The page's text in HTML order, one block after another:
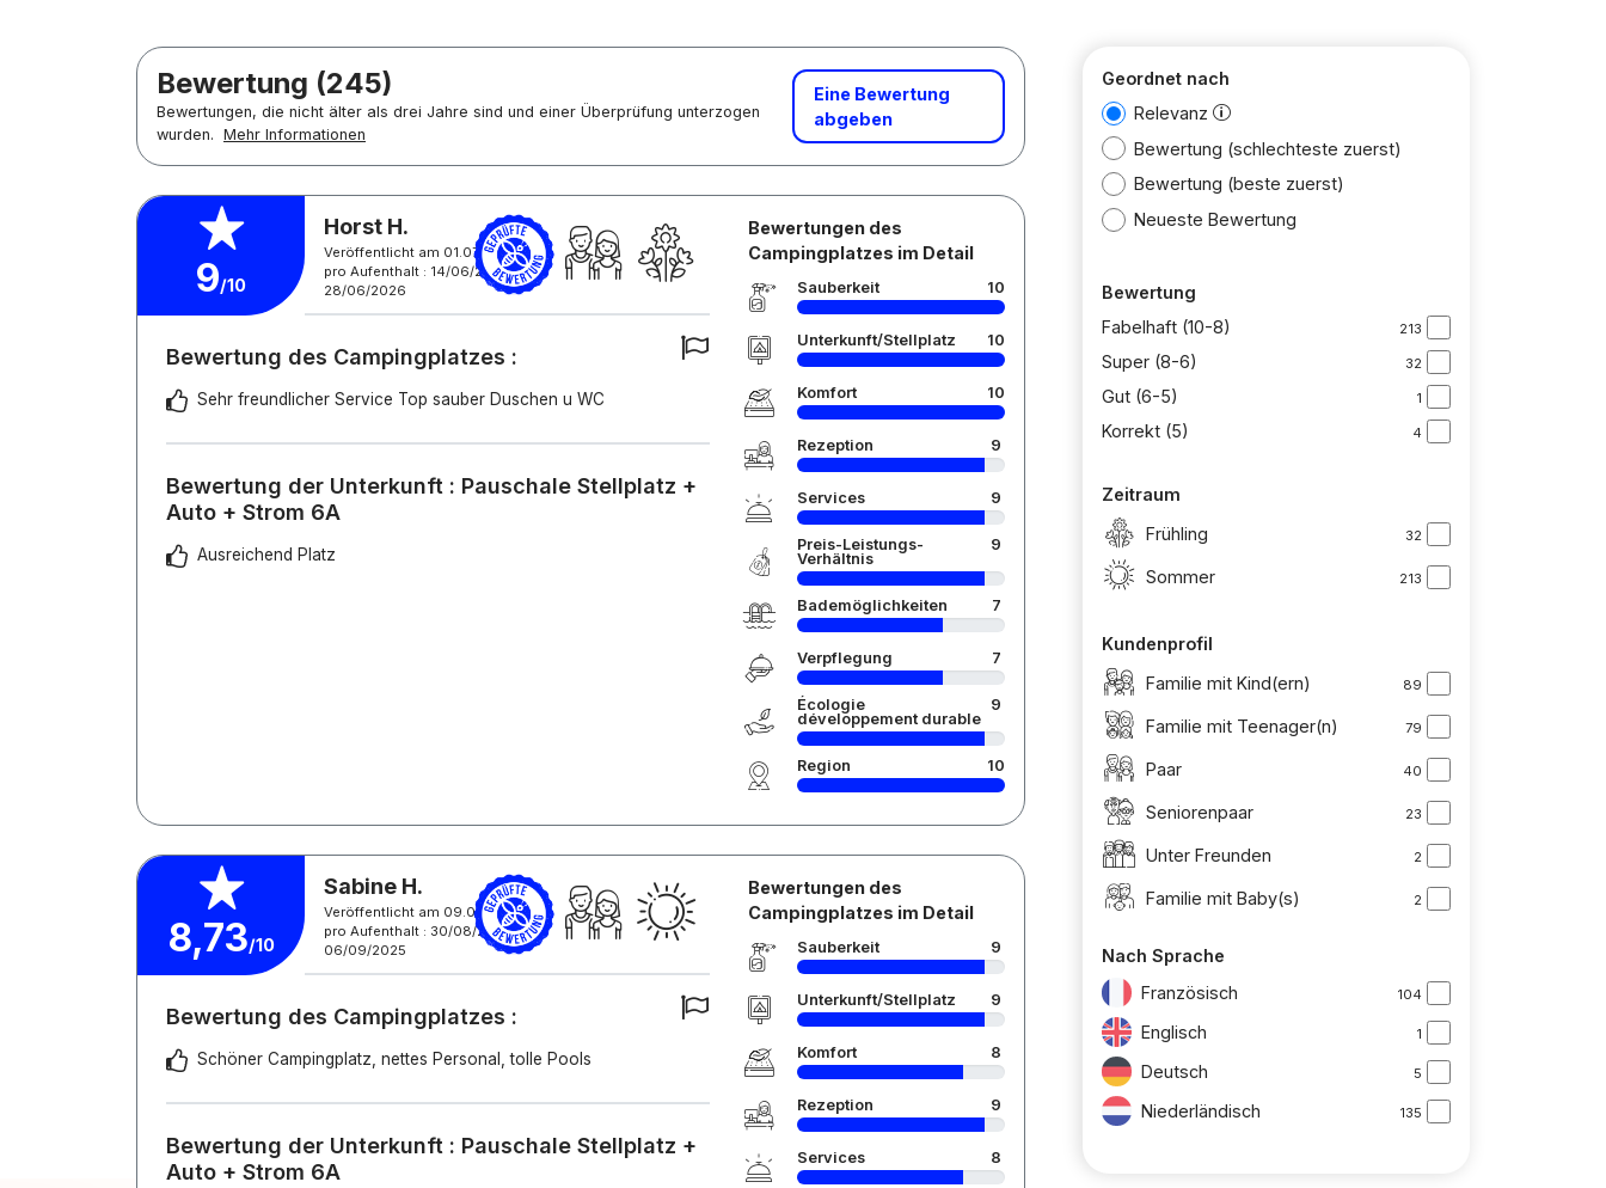
Bewertung (245)
Bewertungen, die nicht älter als drei Jahre sind und einer Überprüfung unterzogen
wurden. Mehr Informationen
Eine Bewertung
abgeben
9/10
Horst H.
Veröffentlicht am 01.07.2026
pro Aufenthalt : 14/06/2026 -
28/06/2026
Bewertung des Campingplatzes :
Sehr freundlicher Service Top sauber Duschen u WC
Bewertung der Unterkunft : Pauschale Stellplatz +
Auto + Strom 6A
Ausreichend Platz
Bewertungen des
Campingplatzes im Detail
Sauberkeit 10
Unterkunft/Stellplatz 10
Komfort 10
Rezeption 9
Services 9
Preis-Leistungs-
Verhältnis
9
Bademöglichkeiten 7
Verpflegung 7
Écologie
développement durable
9
Region 10
8,73/10
Sabine H.
Veröffentlicht am 09.09.2025
pro Aufenthalt : 30/08/2025 -
06/09/2025
Bewertung des Campingplatzes :
Schöner Campingplatz, nettes Personal, tolle Pools
Bewertung der Unterkunft : Pauschale Stellplatz +
Auto + Strom 6A
Bewertungen des
Campingplatzes im Detail
Sauberkeit 9
Unterkunft/Stellplatz 9
Komfort 8
Rezeption 9
Services 8
Geordnet nach
Relevanz
Bewertung (schlechteste zuerst)
Bewertung (beste zuerst)
Neueste Bewertung
Bewertung
Fabelhaft (10-8)
213
Super (8-6) 32
Gut (6-5) 1
Korrekt (5) 4
Zeitraum
Frühling
32
Sommer 213
Kundenprofil
Familie mit Kind(ern)
89
Familie mit Teenager(n) 79
Paar 40
Seniorenpaar 23
Unter Freunden 2
Familie mit Baby(s) 2
Nach Sprache
Französisch
104
Englisch 1
Deutsch 5
Niederländisch 135